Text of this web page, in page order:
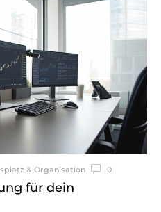
& Organisation 0
für dein